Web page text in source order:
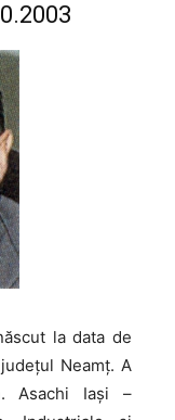
la data de
Neamț. A
Asachi Iași –